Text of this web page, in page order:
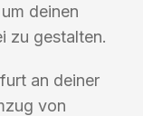
deinen
zu gestalten.
an deiner
von